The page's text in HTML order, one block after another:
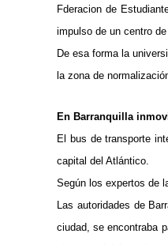
Fderacion de
impulso de un centro
De esa forma la
la zona de
En Barranquilla
El bus de transporte
capital del Atlántico.
Según los expertos de
Las autoridades de
ciudad, se encontraba